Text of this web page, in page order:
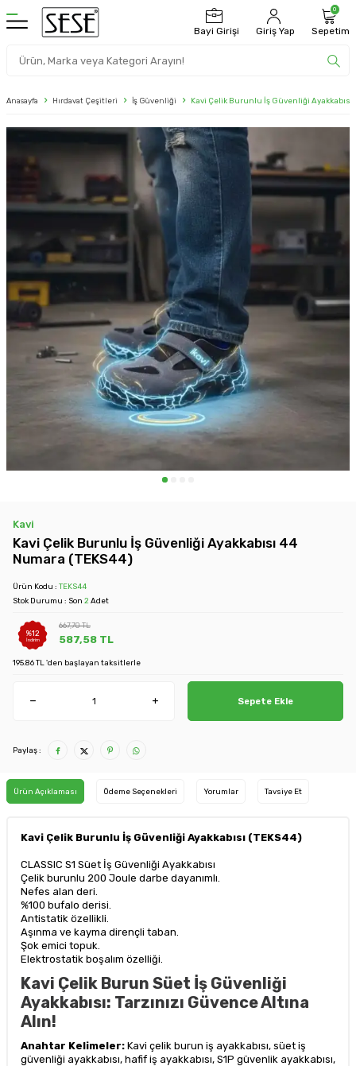
Bayi Girişi Giriş Yap
0
Sepetim
Anasayfa Hırdavat Çeşitleri İş Güvenliği Kavi Çelik Burunlu İş Güvenliği Ayakkabısı
Kavi
Kavi Çelik Burunlu İş Güvenliği Ayakkabısı 44
Numara (TEKS44)
Ürün Kodu : TEKS44
Stok Durumu : Son 2 Adet
%12
İndirim
667,70TL
587,58 TL
195.86 TL 'den başlayan taksitlerle
Sepete Ekle
Paylaş :
Ürün Açıklaması Ödeme Seçenekleri Yorumlar Tavsiye Et
Kavi Çelik Burunlu İş Güvenliği Ayakkabısı (TEKS44)
CLASSIC S1 Süet İş Güvenliği Ayakkabısı
Çelik burunlu 200 Joule darbe dayanımlı.
Nefes alan deri.
%100 bufalo derisi.
Antistatik özellikli.
Aşınma ve kayma dirençli taban.
Şok emici topuk.
Elektrostatik boşalım özelliği.
Kavi Çelik Burun Süet İş Güvenliği
Ayakkabısı: Tarzınızı Güvence Altına
Alın!
Anahtar Kelimeler: Kavi çelik burun iş ayakkabısı, süet iş
güvenliği ayakkabısı, hafif iş ayakkabısı, S1P güvenlik ayakkabısı,